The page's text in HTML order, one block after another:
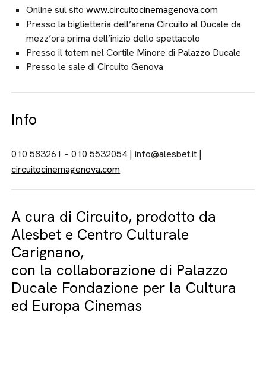
Online sul sito www.circuitocinemagenova.com
Presso la biglietteria dell’arena Circuito al Ducale da
mezz’ora prima dell’inizio dello spettacolo
Presso il totem nel Cortile Minore di Palazzo Ducale
Presso le sale di Circuito Genova
Info
010 583261 – 010 5532054 | info@alesbet.it |
circuitocinemagenova.com
A cura di Circuito, prodotto da
Alesbet e Centro Culturale
Carignano,
con la collaborazione di Palazzo
Ducale Fondazione per la Cultura
ed Europa Cinemas